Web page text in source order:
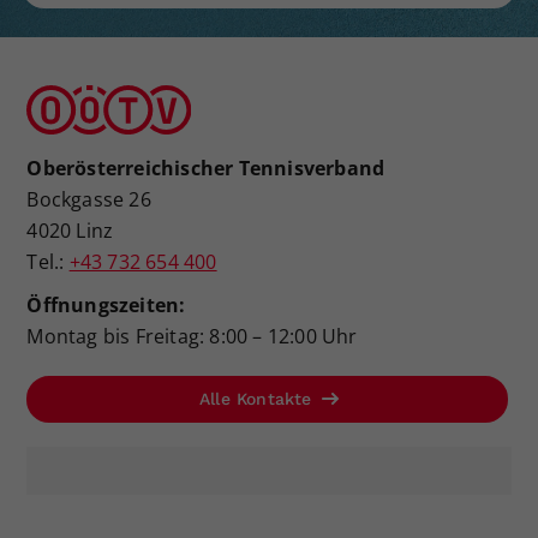
Oberösterreichischer Tennisverband
Bockgasse 26
4020 Linz
Tel.: +43 732 654 400
Öffnungszeiten:
Montag bis Freitag: 8:00 – 12:00 Uhr
Alle Kontakte